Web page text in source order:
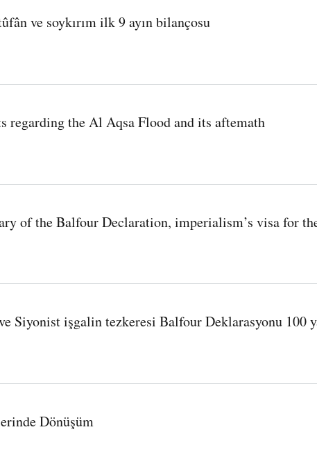
ve soykırım ilk 9 ayın bilançosu
regarding the Al Aqsa Flood and its aftemath
of the Balfour Declaration, imperialism’s visa for
Siyonist işgalin tezkeresi Balfour Deklarasyonu 100
Dönüşüm